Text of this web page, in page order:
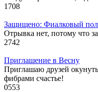
1 708
Защищено: Фиалковый
Отрывка нет, потому что
2742
Приглашение в Весну
Приглашаю друзей
фибрами счастье!
0553